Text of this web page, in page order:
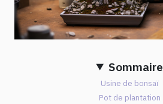
Sommaire
Usine de bonsaï
Pot de plantation